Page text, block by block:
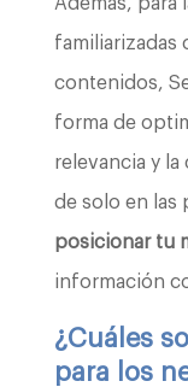
familiarizadas
contenidos,
forma de
relevancia y
de solo en las
posicionar tu
información
¿Cuáles
para los